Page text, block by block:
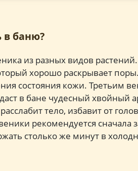
в баню?
из разных видов
хорошо раскрывает
состояния кожи. Третьим
в бане чудесный хвойный
тело, избавит от
рекомендуется сначала
столько же минут в